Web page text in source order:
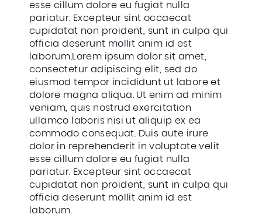
esse cillum dolore eu fugiat nulla
pariatur. Excepteur sint occaecat
cupidatat non proident, sunt in culpa qui
officia deserunt mollit anim id est
laborum.Lorem ipsum dolor sit amet,
consectetur adipiscing elit, sed do
eiusmod tempor incididunt ut labore et
dolore magna aliqua. Ut enim ad minim
veniam, quis nostrud exercitation
ullamco laboris nisi ut aliquip ex ea
commodo consequat. Duis aute irure
dolor in reprehenderit in voluptate velit
esse cillum dolore eu fugiat nulla
pariatur. Excepteur sint occaecat
cupidatat non proident, sunt in culpa qui
officia deserunt mollit anim id est
laborum.